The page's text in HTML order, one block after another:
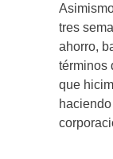
tres
ahorro,
términos
que